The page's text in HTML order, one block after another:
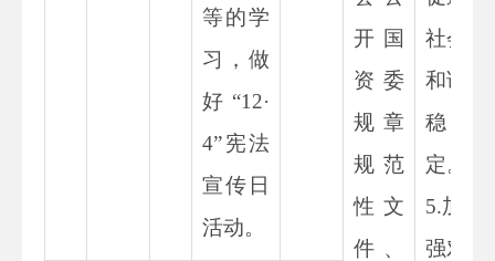
开国
资委
规章
规范
性文
件、
社会
和谐
稳
定。
5.加
强对
等的学
习，做
好 “12·
4”宪法
宣传日
活动。